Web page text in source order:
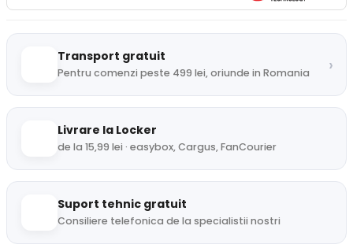
Transport gratuit
Pentru comenzi peste 499 lei, oriunde in Romania ›
Livrare la Locker
de la 15,99 lei · easybox, Cargus, FanCourier
Suport tehnic gratuit
Consiliere telefonica de la specialistii nostri